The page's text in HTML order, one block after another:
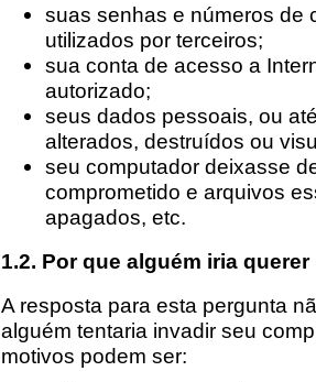
suas senhas e números de
utilizados por terceiros;
sua conta de acesso a
autorizado;
seus dados pessoais, ou
alterados, destruídos ou
seu computador deixasse
comprometido e arquivos
apagados, etc.
1.2. Por que alguém iria
A resposta para esta pergunta
alguém tentaria invadir seu
motivos podem ser: